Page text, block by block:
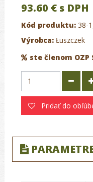
93.60 € s DPH
Kód produktu: 38-
Výrobca: Łuszczek
ste členom
Pridať do